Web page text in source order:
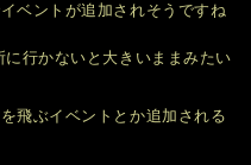
ベントが追加されそうですね
行かないと大きいままみたい
飛ぶイベントとか追加される